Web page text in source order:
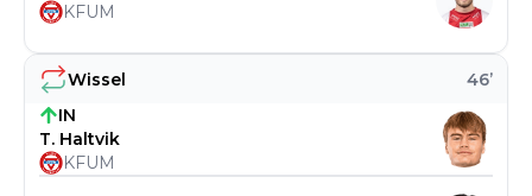
Wissel 46’
IN
T. Haltvik
KFUM
KFUM